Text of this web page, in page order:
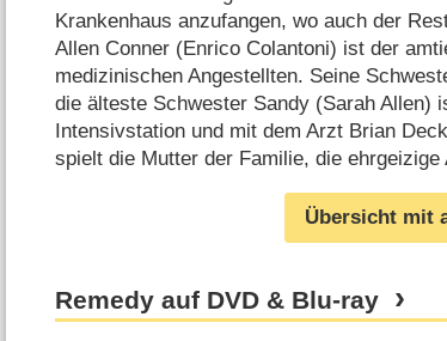
Krankenhaus anzufangen, wo auch der
Allen Conner (Enrico Colantoni) ist der
medizinischen Angestellten. Seine
die älteste Schwester Sandy (Sarah Allen)
Intensivstation und mit dem Arzt Brian
spielt die Mutter der Familie, die
Übersicht mit
Remedy auf DVD & Blu-ray